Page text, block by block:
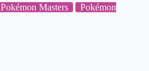
Pokémon Masters
Pokémon